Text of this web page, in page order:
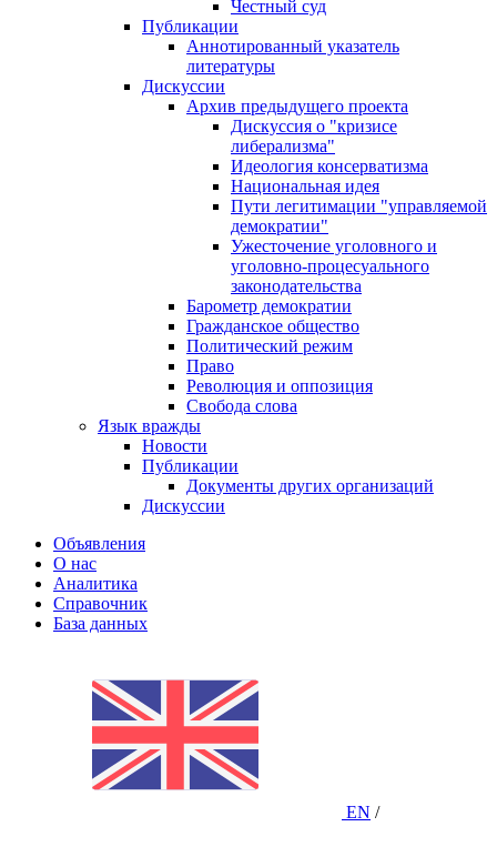
Честный суд
Публикации
Аннотированный указатель
литературы
Дискуссии
Архив предыдущего проекта
Дискуссия о "кризисе
либерализма"
Идеология консерватизма
Национальная идея
Пути легитимации "управляемой
демократии"
Ужесточение уголовного и
уголовно-процесуального
законодательства
Барометр демократии
Гражданское общество
Политический режим
Право
Революция и оппозиция
Свобода слова
Язык вражды
Новости
Публикации
Документы других организаций
Дискуссии
Объявления
О нас
Аналитика
Справочник
База данных
EN /